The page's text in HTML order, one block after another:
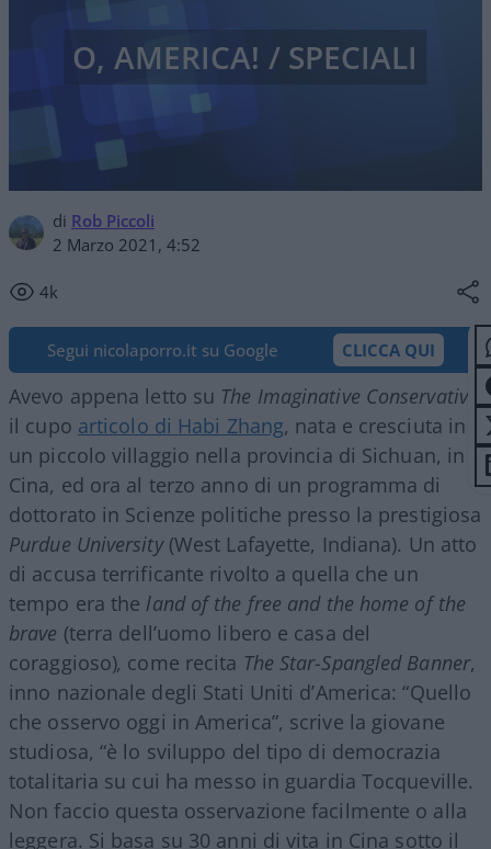
di Rob Piccoli
2 Marzo 2021, 4:52
4k
O, AMERICA! / SPECIALI
Segui nicolaporro.it su Google CLICCA QUI
Avevo appena letto su The Imaginative Conservative
il cupo articolo di Habi Zhang, nata e cresciuta in
un piccolo villaggio nella provincia di Sichuan, in
Cina, ed ora al terzo anno di un programma di
dottorato in Scienze politiche presso la prestigiosa
Purdue University(West Lafayette, Indiana). Un atto
di accusa terrificante rivolto a quella che un
tempo era the land of the free and the home of the
brave (terra dell’uomo libero e casa del
coraggioso), come recita The Star-Spangled Banner,
inno nazionale degli Stati Uniti d’America: “Quello
che osservo oggi in America”, scrive la giovane
studiosa, “è lo sviluppo del tipo di democrazia
totalitaria su cui ha messo in guardia Tocqueville.
Non faccio questa osservazione facilmente o alla
leggera. Si basa su 30 anni di vita in Cina sotto il